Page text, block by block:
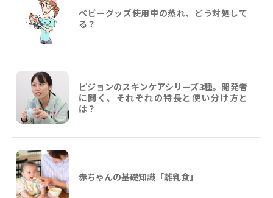
ベビーグッズ使用中の蒸れ、どう対処して
る？
ピジョンのスキンケアシリーズ3種。開発者
に聞く、それぞれの特長と使い分け方と
は？
赤ちゃんの基礎知識「離乳食」